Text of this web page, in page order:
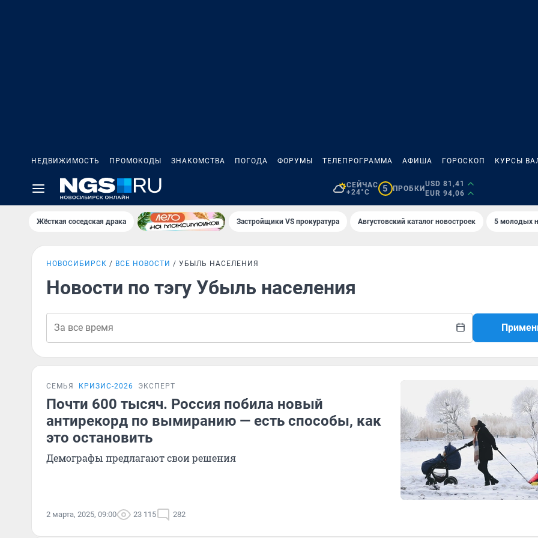
НЕДВИЖИМОСТЬ ПРОМОКОДЫ ЗНАКОМСТВА ПОГОДА ФОРУМЫ ТЕЛЕПРОГРАММА АФИША ГОРОСКОП КУРСЫ
СЕЙЧАС
+24°C
5 ПРОБКИ
USD 81,41
EUR 94,06
Жёсткая соседская драка Застройщики VS прокуратура Августовский каталог новостроек 5 молодых
НОВОСИБИРСК ВСЕ НОВОСТИ УБЫЛЬ НАСЕЛЕНИЯ
Новости по тэгу Убыль населения
СЕМЬЯ КРИЗИС-2026 ЭКСПЕРТ
Почти 600 тысяч. Россия побила новый
антирекорд по вымиранию — есть способы, как
это остановить
Демографы предлагают свои решения
2 марта, 2025, 09:00 23 115 282